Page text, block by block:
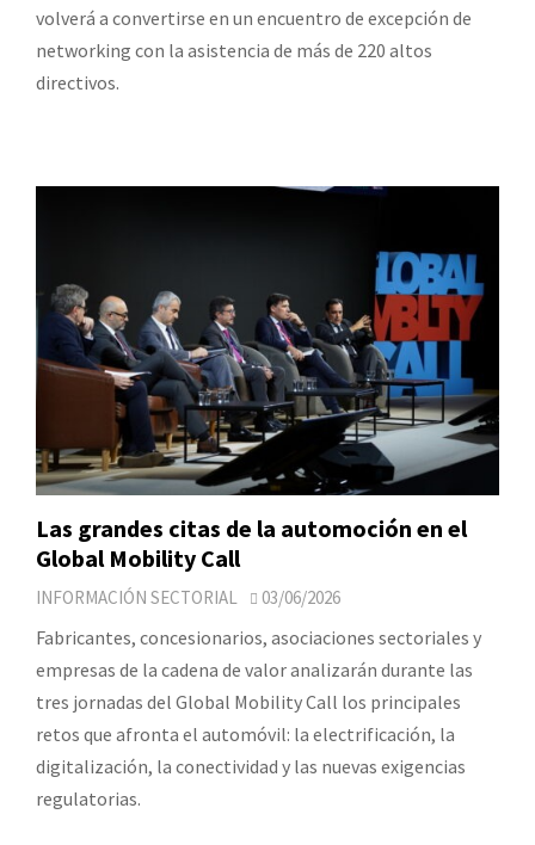
volverá a convertirse en un encuentro de excepción de
networking con la asistencia de más de 220 altos
directivos.
Las grandes citas de la automoción en el
Global Mobility Call
INFORMACIÓN SECTORIAL 03/06/2026
Fabricantes, concesionarios, asociaciones sectoriales y
empresas de la cadena de valor analizarán durante las
tres jornadas del Global Mobility Call los principales
retos que afronta el automóvil: la electrificación, la
digitalización, la conectividad y las nuevas exigencias
regulatorias.